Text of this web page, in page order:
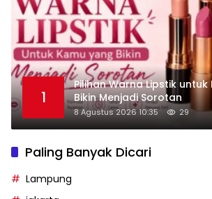
1
Pilihan Warna Lipstik
Bikin Menjadi Sorotan
8 Agustus 2026 10:35 29
Paling Banyak Dicari
Lampung